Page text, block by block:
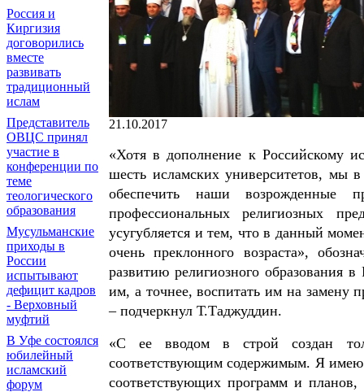
Россия и
Киргизия
договорились
вместе
развивать
традиционный
ислам
Представитель
ОВЦС принял
участие в
конференции по
теме
теологического
образования
Мусульманские
приходы в
России
испытывают
дефицит кадров
- Верховный
муфтий
В Уфе состоялся
юбилейный
исламский
форум
21.10.2017
«Хотя в дополнение к Российскому
шесть исламских университетов, мы
обеспечить наши возрожденные
профессиональных религиозных
усугубляется и тем, что в данный
очень преклонного возраста»,
развитию религиозного образования
им, а точнее, воспитать им на замену
– подчеркнул Т.Таджуддин.
«С ее вводом в строй создан
соответствующим содержимым. Я имею
соответствующих программ и